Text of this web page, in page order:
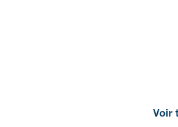
Voir